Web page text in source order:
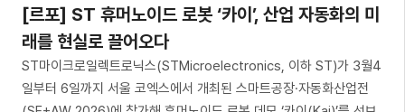
[르포] ST 휴머노이드 로봇 ‘카이’, 산업 자동화의 미
래를 현실로 끌어오다
ST마이크로일렉트로닉스(STMicroelectronics, 이하 ST)가 3월4
일부터 6일까지 서울 코엑스에서 개최된 스마트공장·자동화산업전